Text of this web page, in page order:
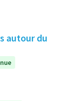
autour du